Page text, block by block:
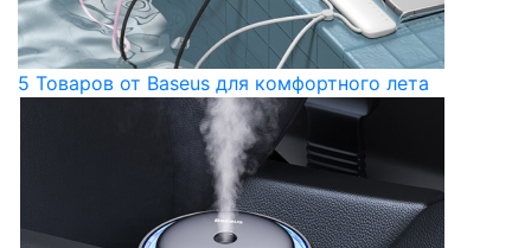
5 Товаров от Baseus для комфортного лета